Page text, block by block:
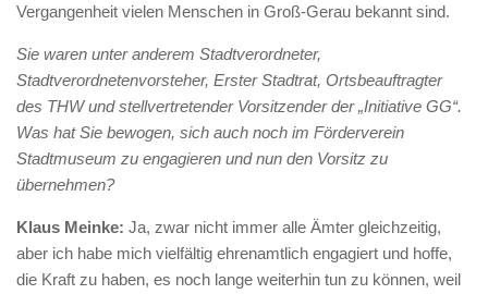
Vergangenheit vielen Menschen in Groß-Gerau bekannt sind.
Sie waren unter anderem Stadtverordneter,
Stadtverordnetenvorsteher, Erster Stadtrat, Ortsbeauftragter
des THW und stellvertretender Vorsitzender der „Initiative GG“.
Was hat Sie bewogen, sich auch noch im Förderverein
Stadtmuseum zu engagieren und nun den Vorsitz zu
übernehmen?
Klaus Meinke: Ja, zwar nicht immer alle Ämter gleichzeitig,
aber ich habe mich vielfältig ehrenamtlich engagiert und hoffe,
die Kraft zu haben, es noch lange weiterhin tun zu können, weil